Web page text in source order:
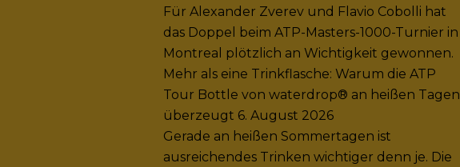
Für Alexander Zverev und Flavio Cobolli hat
das Doppel beim ATP-Masters-1000-Turnier in
Montreal plötzlich an Wichtigkeit gewonnen.
Mehr als eine Trinkflasche: Warum die ATP
Tour Bottle von waterdrop® an heißen Tagen
überzeugt 6. August 2026
Gerade an heißen Sommertagen ist
ausreichendes Trinken wichtiger denn je. Die